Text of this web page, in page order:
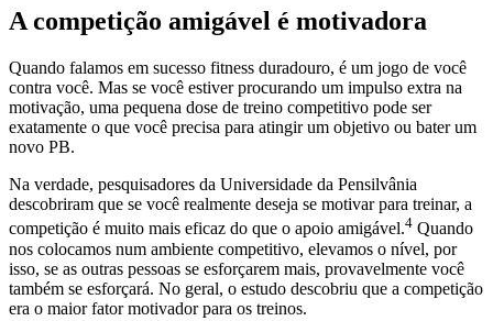
A competição amigável é motivadora
Quando falamos em sucesso fitness duradouro, é um jogo de você
contra você. Mas se você estiver procurando um impulso extra na
motivação, uma pequena dose de treino competitivo pode ser
exatamente o que você precisa para atingir um objetivo ou bater um
novo PB.
Na verdade, pesquisadores da Universidade da Pensilvânia
descobriram que se você realmente deseja se motivar para treinar, a
competição é muito mais eficaz do que o apoio amigável.4 Quando
nos colocamos num ambiente competitivo, elevamos o nível, por
isso, se as outras pessoas se esforçarem mais, provavelmente você
também se esforçará. No geral, o estudo descobriu que a competição
era o maior fator motivador para os treinos.